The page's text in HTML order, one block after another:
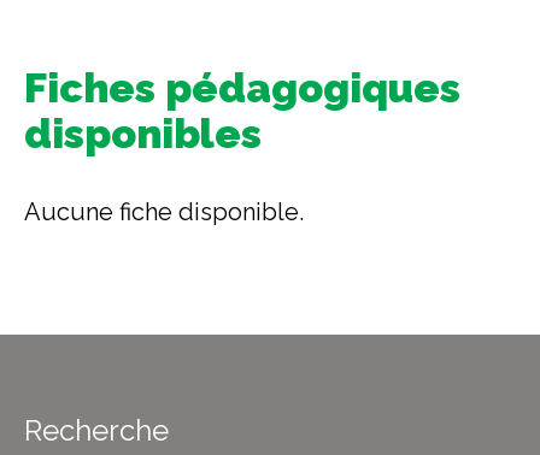
Fiches pédagogiques
disponibles
Aucune fiche disponible.